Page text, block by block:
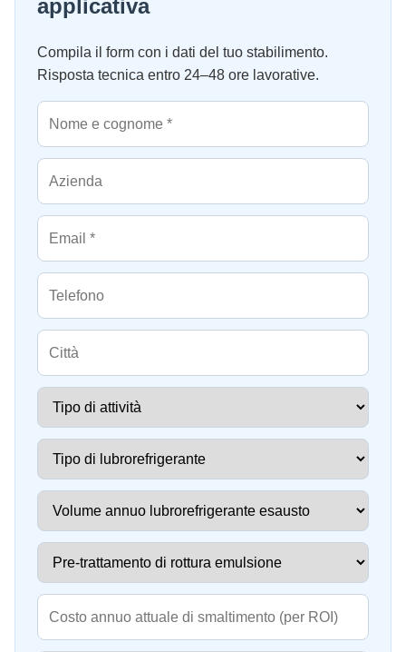
applicativa
Compila il form con i dati del tuo stabilimento.
Risposta tecnica entro 24–48 ore lavorative.